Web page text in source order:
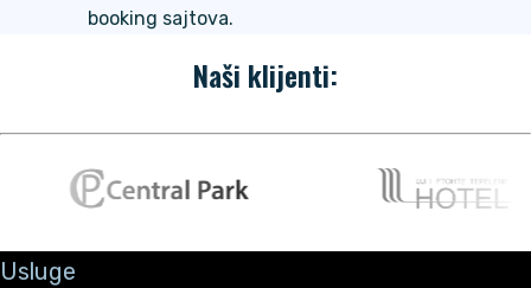
booking sajtova.
Naši klijenti:
Usluge